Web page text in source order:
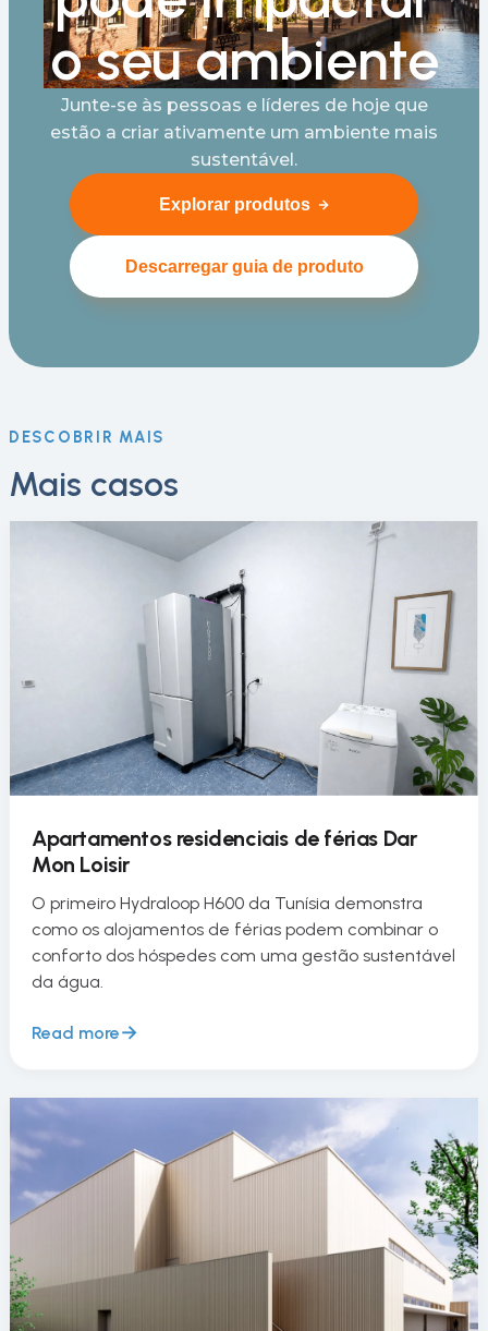
o seu ambiente
Junte-se às pessoas e líderes de hoje que
estão a criar ativamente um ambiente mais
sustentável.
Explorar produtos
Descarregar guia de produto
DESCOBRIR MAIS
Mais casos
Apartamentos residenciais de férias Dar
Mon Loisir
O primeiro Hydraloop H600 da Tunísia demonstra
como os alojamentos de férias podem combinar o
conforto dos hóspedes com uma gestão sustentável
da água.
Read more